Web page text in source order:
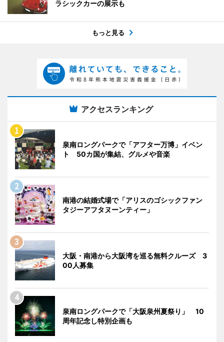
ラシックカーの展示も
もっと見る
アクセスランキング
泉南ロングパークで「アフター万博」イベン
ト 50カ国が集結、グルメや音楽
南港の結婚式場で「アリスのゴシックファン
タジーアフタヌーンティー」
大阪・南港から大阪湾を巡る無料クルーズ 3
00人募集
泉南ロングパークで「大阪泉州夏祭り」 10
周年記念し特別企画も